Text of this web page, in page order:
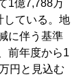
1億7,788万
している。地
に伴う基準
前年度から1
円と見込む